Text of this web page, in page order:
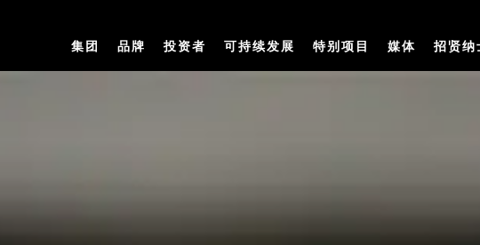
集团 品牌 投资者 可持续发展 特别项目 媒体 招贤纳